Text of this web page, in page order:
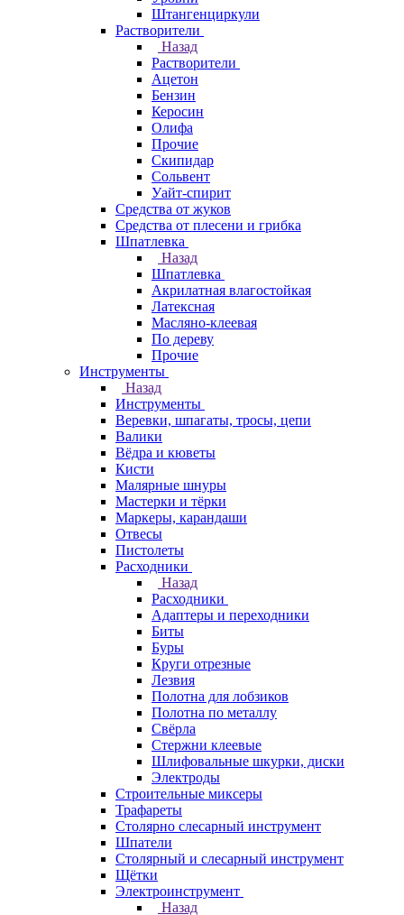
Штангенциркули
Растворители
Назад
Растворители
Ацетон
Бензин
Керосин
Олифа
Прочие
Скипидар
Сольвент
Уайт-спирит
Средства от жуков
Средства от плесени и грибка
Шпатлевка
Назад
Шпатлевка
Акрилатная влагостойкая
Латексная
Масляно-клеевая
По дереву
Прочие
Инструменты
Назад
Инструменты
Веревки, шпагаты, тросы, цепи
Валики
Вёдра и кюветы
Кисти
Малярные шнуры
Мастерки и тёрки
Маркеры, карандаши
Отвесы
Пистолеты
Расходники
Назад
Расходники
Адаптеры и переходники
Биты
Буры
Круги отрезные
Лезвия
Полотна для лобзиков
Полотна по металлу
Свёрла
Стержни клеевые
Шлифовальные шкурки, диски
Электроды
Строительные миксеры
Трафареты
Столярно слесарный инструмент
Шпатели
Столярный и слесарный инструмент
Щётки
Электроинструмент
Назад